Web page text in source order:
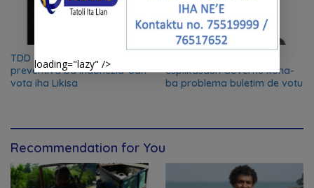
TDD aplika prizaun
preventiva ba Indonézia-oan
vota iha Likisa
esplikasaun Governu kona-
ba problema buletim de votu
Recommendation for You
loading="lazy" />